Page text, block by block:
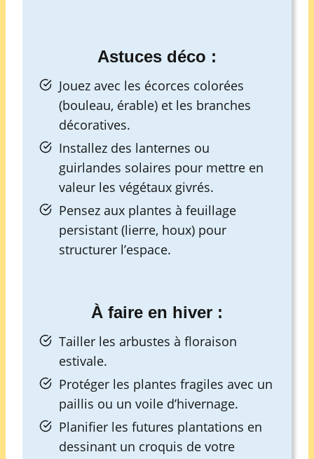
Astuces déco :
Jouez avec les écorces colorées
(bouleau, érable) et les branches
décoratives.
Installez des lanternes ou
guirlandes solaires pour mettre en
valeur les végétaux givrés.
Pensez aux plantes à feuillage
persistant (lierre, houx) pour
structurer l’espace.
À faire en hiver :
Tailler les arbustes à floraison
estivale.
Protéger les plantes fragiles avec un
paillis ou un voile d’hivernage.
Planifier les futures plantations en
dessinant un croquis de votre